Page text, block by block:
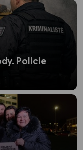
Policie